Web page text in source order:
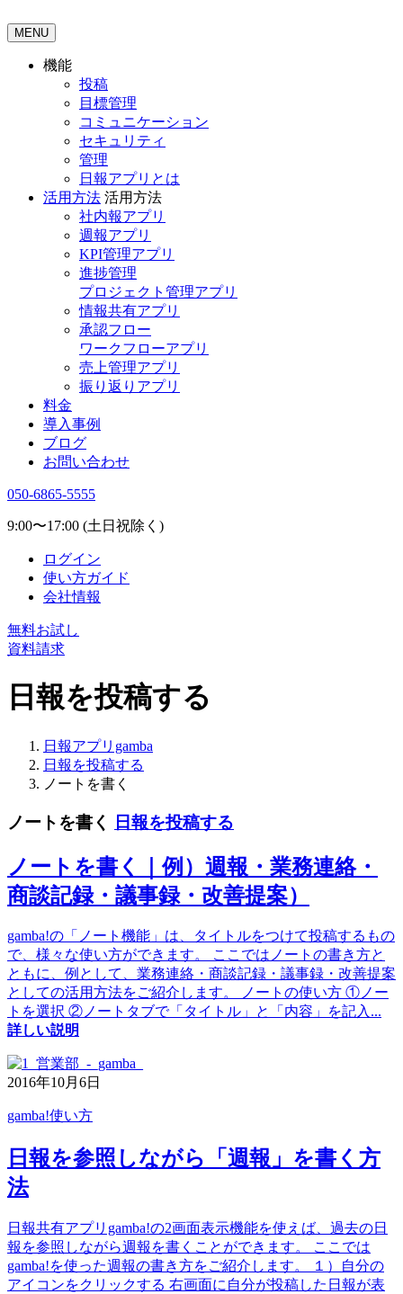
MENU
機能
投稿
目標管理
コミュニケーション
セキュリティ
管理
日報アプリとは
活用方法 活用方法
社内報アプリ
週報アプリ
KPI管理アプリ
進捗管理
プロジェクト管理アプリ
情報共有アプリ
承認フロー
ワークフローアプリ
売上管理アプリ
振り返りアプリ
料金
導入事例
ブログ
お問い合わせ
050-6865-5555
9:00〜17:00 (土日祝除く)
ログイン
使い方ガイド
会社情報
無料お試し
資料請求
日報を投稿する
日報アプリgamba
日報を投稿する
ノートを書く
ノートを書く 日報を投稿する
ノートを書く｜例）週報・業務連絡・
商談記録・議事録・改善提案）
gamba!の「ノート機能」は、タイトルをつけて投稿するもの
で、様々な使い方ができます。 ここではノートの書き方と
ともに、例として、業務連絡・商談記録・議事録・改善提案
としての活用方法をご紹介します。 ノートの使い方 ①ノー
トを選択 ②ノートタブで「タイトル」と「内容」を記入...
詳しい説明
2016年10月6日
gamba!使い方
日報を参照しながら「週報」を書く方
法
日報共有アプリgamba!の2画面表示機能を使えば、過去の日
報を参照しながら週報を書くことができます。 ここでは
gamba!を使った週報の書き方をご紹介します。 １）自分の
アイコンをクリックする 右画面に自分が投稿した日報が表